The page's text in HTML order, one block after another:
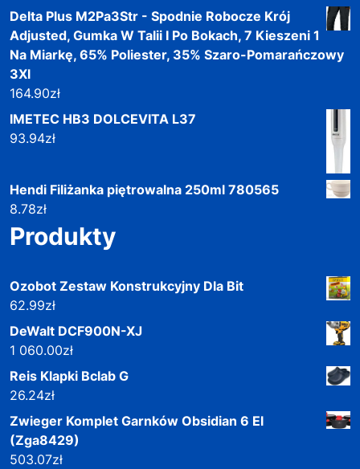
Delta Plus M2Pa3Str - Spodnie Robocze Krój
Adjusted, Gumka W Talii I Po Bokach, 7 Kieszeni 1
Na Miarkę, 65% Poliester, 35% Szaro-Pomarańczowy
3Xl
164.90zł
IMETEC HB3 DOLCEVITA L37
93.94zł
Hendi Filiżanka piętrowalna 250ml 780565
8.78zł
Produkty
Ozobot Zestaw Konstrukcyjny Dla Bit
62.99zł
DeWalt DCF900N-XJ
1 060.00zł
Reis Klapki Bclab G
26.24zł
Zwieger Komplet Garnków Obsidian 6 El
(Zga8429)
503.07zł